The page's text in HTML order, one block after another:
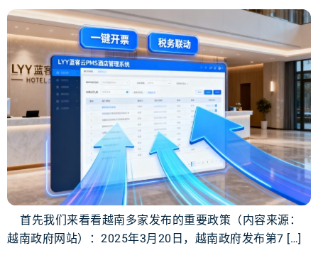
首先我们来看看越南多家发布的重要政策（内容来源：
越南政府网站）：2025年3月20日，越南政府发布第7 […]